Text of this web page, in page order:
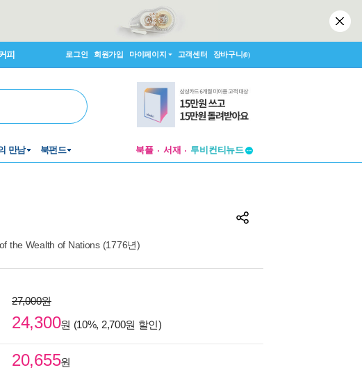
피 로그인 회원가입 마이페이지 고객센터 장바구니(0)
만남 북펀드 북플 서재
투비컨티뉴드
the Wealth of Nations (1776년)
27,000원
24,300원 (10%, 2,700원 할인)
20,655원